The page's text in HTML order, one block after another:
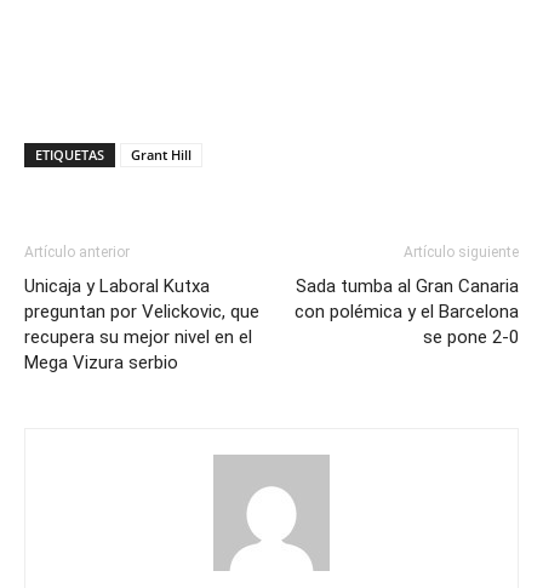
ETIQUETAS Grant Hill
Artículo anterior
Unicaja y Laboral Kutxa
preguntan por Velickovic, que
recupera su mejor nivel en el
Mega Vizura serbio
Artículo siguiente
Sada tumba al Gran Canaria
con polémica y el Barcelona
se pone 2-0